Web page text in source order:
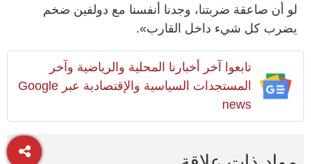
لو أن صاعقة ضربتنا، وجدنا أنفسنا مع دولفين ضخم
يضرب كل شيء داخل القارب».
تابعوا آخر أخبارنا المحلية والرياضية وآخر
المستجدات السياسية والإقتصادية عبر Google
news